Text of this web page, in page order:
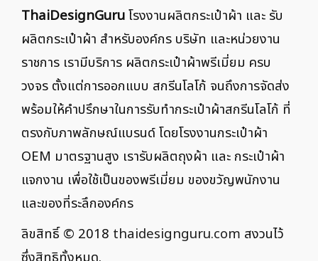
ThaiDesignGuruโรงงานผลิตกระเป๋าผ้า และ รับ
ผลิตกระเป๋าผ้า สำหรับองค์กร บริษัท และหน่วยงาน
ราชการ เรามีบริการ ผลิตกระเป๋าผ้าพรีเมี่ยม ครบ
วงจร ตั้งแต่การออกแบบ สกรีนโลโก้ จนถึงการจัดส่ง
พร้อมให้คำปรึกษาในการรับทำกระเป๋าผ้าสกรีนโลโก้ ที่
ตรงกับภาพลักษณ์แบรนด์ โดยโรงงานกระเป๋าผ้า
OEM มาตรฐานสูง เรารับผลิตถุงผ้า และ กระเป๋าผ้า
แจกงาน เพื่อใช้เป็นของพรีเมี่ยม ของขวัญพนักงาน
และของที่ระลึกองค์กร
ลิขสิทธิ์ © 2018 thaidesignguru.com สงวนไว้